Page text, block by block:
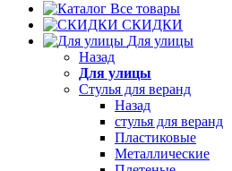
Все товары
СКИДКИ
Для улицы
Назад
Для улицы
Стулья для веранд
Назад
стулья для веранд
Пластиковые
Металлические